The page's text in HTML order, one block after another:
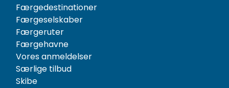
Færgedestinationer
Færgeselskaber
Færgeruter
Færgehavne
Vores anmeldelser
Særlige tilbud
Skibe